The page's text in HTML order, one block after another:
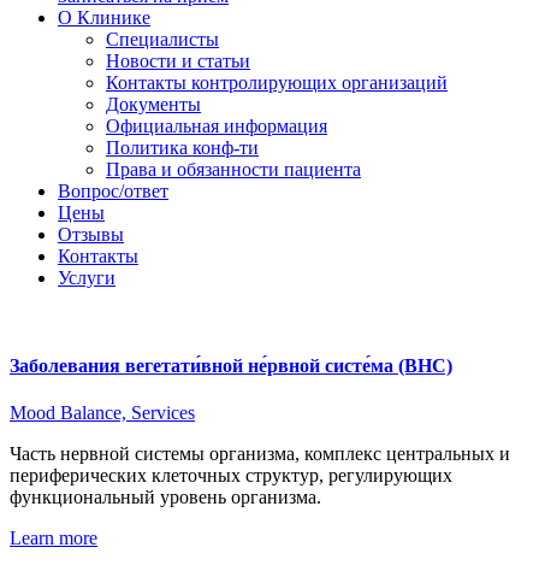
О Клинике
Специалисты
Новости и статьи
Контакты контролирующих организаций
Документы
Официальная информация
Политика конф-ти
Права и обязанности пациента
Вопрос/ответ
Цены
Отзывы
Контакты
Услуги
Заболевания вегетати́вной не́рвной систе́ма (ВНС)
Mood Balance, Services
Часть нервной системы организма, комплекс центральных и
периферических клеточных структур, регулирующих
функциональный уровень организма.
Learn more